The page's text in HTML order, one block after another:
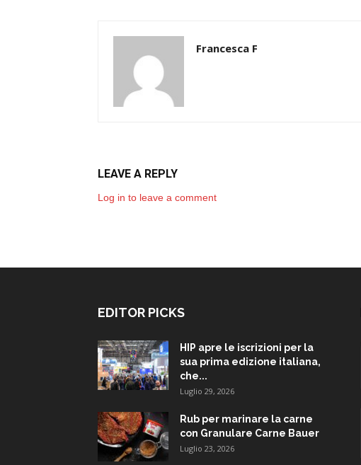
Francesca F
LEAVE A REPLY
Log in to leave a comment
EDITOR PICKS
HIP apre le iscrizioni per la
sua prima edizione italiana,
che...
Luglio 29, 2026
Rub per marinare la carne
con Granulare Carne Bauer
Luglio 23, 2026